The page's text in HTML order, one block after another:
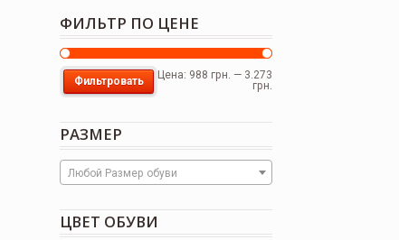
ФИЛЬТР ПО ЦЕНЕ
Фильтровать Цена: 988 грн. — 3.273
грн.
РАЗМЕР
Любой Размер обуви
ЦВЕТ ОБУВИ